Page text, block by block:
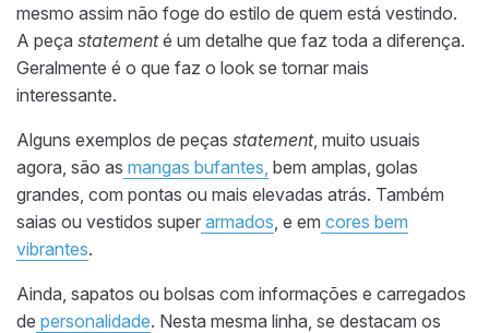
mesmo assim não foge do estilo de quem está vestindo.
A peça statementé um detalhe que faz toda a diferença.
Geralmente é o que faz o look se tornar mais
interessante.
Alguns exemplos de peças statement, muito usuais
agora, são as mangas bufantes, bem amplas, golas
grandes, com pontas ou mais elevadas atrás. Também
saias ou vestidos super armados , e em cores bem
vibrantes.
Ainda, sapatos ou bolsas com informações e carregados
de personalidade. Nesta mesma linha, se destacam os